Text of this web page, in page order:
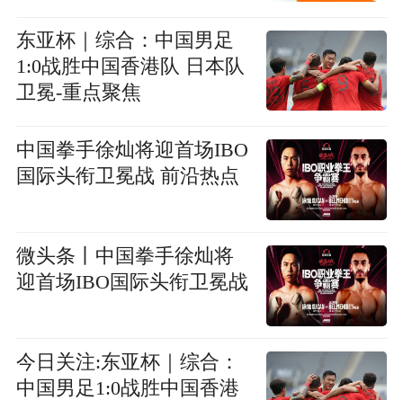
东亚杯｜综合：中国男足
1:0战胜中国香港队 日本队
卫冕-重点聚焦
中国拳手徐灿将迎首场IBO
国际头衔卫冕战 前沿热点
微头条丨中国拳手徐灿将
迎首场IBO国际头衔卫冕战
今日关注:东亚杯｜综合：
中国男足1:0战胜中国香港